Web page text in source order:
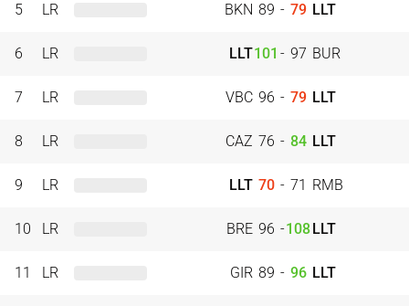
5 LR BKN 89 - 79 LLT
6 LR LLT101 - 97 BUR
7 LR VBC 96 - 79 LLT
8 LR CAZ 76 - 84 LLT
9 LR LLT 70 - 71 RMB
10 LR BRE 96 -108LLT
11 LR GIR 89 - 96 LLT